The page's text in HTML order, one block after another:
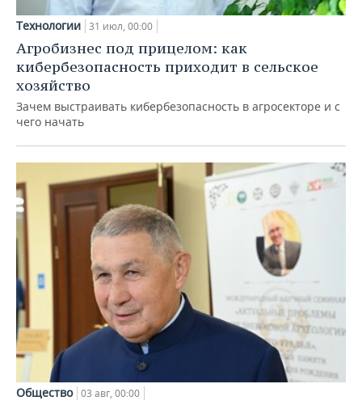
Технологии 31 июл, 00:00
Агробизнес под прицелом: как
кибербезопасность приходит в сельское
хозяйство
Зачем выстраивать кибербезопасность в агросекторе и с
чего начать
Общество 03 авг, 00:00